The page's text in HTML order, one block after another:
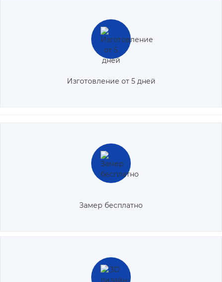
Изготовление от 5 дней
Кухонный гарнитур будет сделан в минимальные сроки — за
5-7 дней с момента согласования проекта.
Замер бесплатно
Замер, согласование размеров изделия и составление сметы
осуществляются бесплатно.